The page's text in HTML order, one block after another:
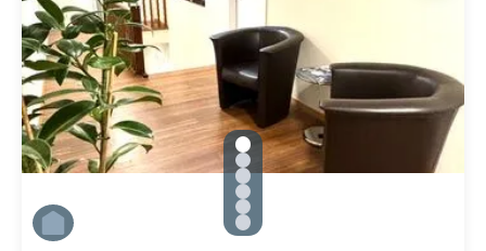
gallery.slide_selector
Zu Slide 1 wechseln
Zu Slide 2 wechseln
Zu Slide 3 wechseln
Zu Slide 4 wechseln
Zu Slide 5 wechseln
Zu Slide 6 wechseln